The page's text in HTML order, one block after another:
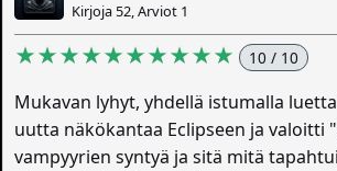
Kirjoja 52, Arviot 1
★★★★★★★★★★ 10 / 10
Mukavan lyhyt, yhdellä istumalla
uutta näkökantaa Eclipseen ja valoitti
vampyyrien syntyä ja sitä mitä